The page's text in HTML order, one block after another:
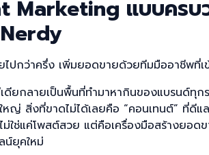
Marketing แบบครบ
ปกว่าครึ่ง เพิ่มยอดขายด้วยทีมมืออาชีพที่เ
ดียกลายเป็นพื้นที่ทำมาหากินของแบรนด์ทุกร
หญ่ สิ่งที่ขาดไม่ได้เลยคือ “คอนเทนต์” ที่ดีแ
ม่ใช่แค่โพสต์สวย แต่คือเครื่องมือสร้างยอด
น์ยุคใหม่